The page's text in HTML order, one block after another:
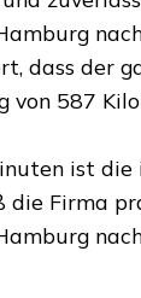
dass der
von 587
ist die
die Firma